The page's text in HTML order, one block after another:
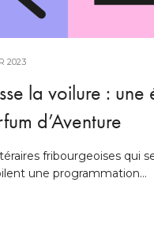
2023
la voilure :
d’Aventure
fribourgeoises qui
une programmation…